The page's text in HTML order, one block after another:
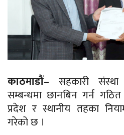
काठमाडौं– सहकारी
सम्बन्धमा छानबिन गर्न
प्रदेश र स्थानीय तहका
गरेको छ ।